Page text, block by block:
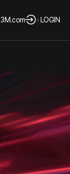
3M.com LOGIN